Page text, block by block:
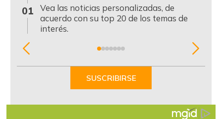
01
Vea las noticias personalizadas, de
acuerdo con su top 20 de los temas de
interés.
Item
SUSCRIBIRSE